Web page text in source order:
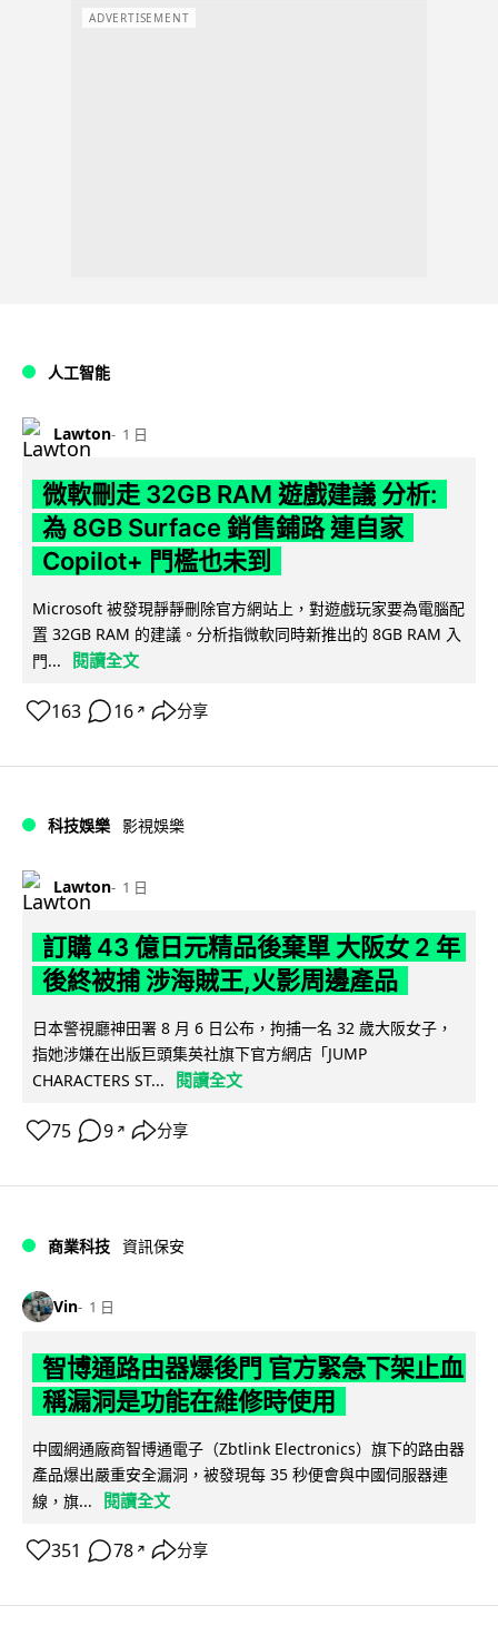
ADVERTISEMENT
人工智能
Lawton 1 日
微軟刪走 32GB RAM 遊戲建議 分析:
為 8GB Surface 銷售鋪路 連自家
Copilot+ 門檻也未到
Microsoft 被發現靜靜刪除官方網站上，對遊戲玩家要為電腦配
置 32GB RAM 的建議。分析指微軟同時新推出的 8GB RAM 入
門...
閱讀全文
163 16 ↗ 分享
科技娛樂 影視娛樂
Lawton 1 日
訂購 43 億日元精品後棄單 大阪女 2 年
後終被捕 涉海賊王,火影周邊產品
日本警視廳神田署 8 月 6 日公布，拘捕一名 32 歲大阪女子，
指她涉嫌在出版巨頭集英社旗下官方網店「JUMP
CHARACTERS ST...
閱讀全文
75 9 ↗ 分享
商業科技 資訊保安
Vin 1 日
智博通路由器爆後門 官方緊急下架止血
稱漏洞是功能在維修時使用
中國網通廠商智博通電子（Zbtlink Electronics）旗下的路由器
產品爆出嚴重安全漏洞，被發現每 35 秒便會與中國伺服器連
線，旗...
閱讀全文
351 78 ↗ 分享